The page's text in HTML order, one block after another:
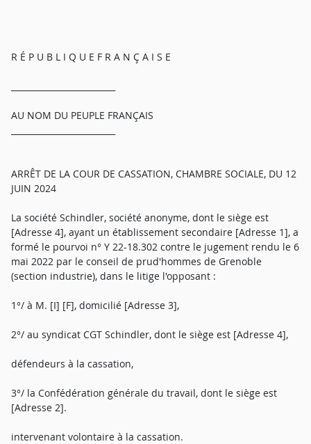
R É P U B L I Q U E F R A N Ç A I S E
AU NOM DU PEUPLE FRANÇAIS
ARRÊT DE LA COUR DE CASSATION, CHAMBRE SOCIALE, DU 12
JUIN 2024
La société Schindler, société anonyme, dont le siège est
[Adresse 4], ayant un établissement secondaire [Adresse 1], a
formé le pourvoi n° Y 22-18.302 contre le jugement rendu le 6
mai 2022 par le conseil de prud'hommes de Grenoble
(section industrie), dans le litige l'opposant :
1°/ à M. [I] [F], domicilié [Adresse 3],
2°/ au syndicat CGT Schindler, dont le siège est [Adresse 4],
défendeurs à la cassation,
3°/ la Confédération générale du travail, dont le siège est
[Adresse 2].
intervenant volontaire à la cassation.